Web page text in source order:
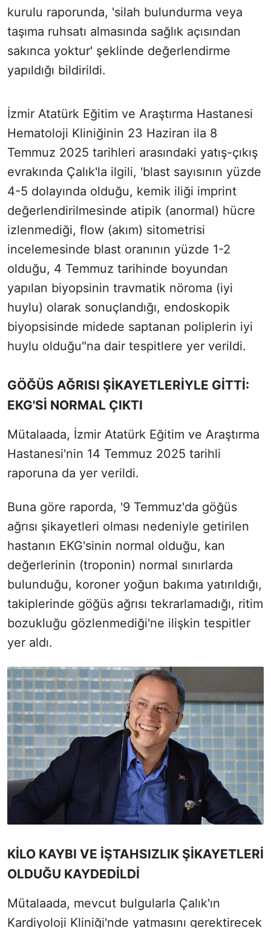
kurulu raporunda, 'silah bulundurma veya
taşıma ruhsatı almasında sağlık açısından
sakınca yoktur' şeklinde değerlendirme
yapıldığı bildirildi.
İzmir Atatürk Eğitim ve Araştırma Hastanesi
Hematoloji Kliniğinin 23 Haziran ila 8
Temmuz 2025 tarihleri arasındaki yatış-çıkış
evrakında Çalık'la ilgili, 'blast sayısının yüzde
4-5 dolayında olduğu, kemik iliği imprint
değerlendirilmesinde atipik (anormal) hücre
izlenmediği, flow (akım) sitometrisi
incelemesinde blast oranının yüzde 1-2
olduğu, 4 Temmuz tarihinde boyundan
yapılan biyopsinin travmatik nöroma (iyi
huylu) olarak sonuçlandığı, endoskopik
biyopsisinde midede saptanan poliplerin iyi
huylu olduğu"na dair tespitlere yer verildi.
GÖĞÜS AĞRISI ŞİKAYETLERİYLE GİTTİ:
EKG'Sİ NORMAL ÇIKTI
Mütalaada, İzmir Atatürk Eğitim ve Araştırma
Hastanesi'nin 14 Temmuz 2025 tarihli
raporuna da yer verildi.
Buna göre raporda, '9 Temmuz'da göğüs
ağrısı şikayetleri olması nedeniyle getirilen
hastanın EKG'sinin normal olduğu, kan
değerlerinin (troponin) normal sınırlarda
bulunduğu, koroner yoğun bakıma yatırıldığı,
takiplerinde göğüs ağrısı tekrarlamadığı, ritim
bozukluğu gözlenmediği'ne ilişkin tespitler
yer aldı.
KİLO KAYBI VE İŞTAHSIZLIK ŞİKAYETLERİ
OLDUĞU KAYDEDİLDİ
Mütalaada, mevcut bulgularla Çalık'ın
Kardiyoloji Kliniği'nde yatmasını gerektirecek